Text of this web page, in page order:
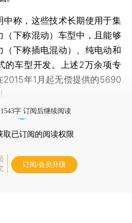
称，这些技术长期使用于集
（下称混动）车型中，且能够
（下称插电混动）、纯电动和
的车型开发。上述2万余项专
2015年1月起无偿提供的5690
字 订阅后继续阅读
取已订阅的阅读权限
订阅/会员升级